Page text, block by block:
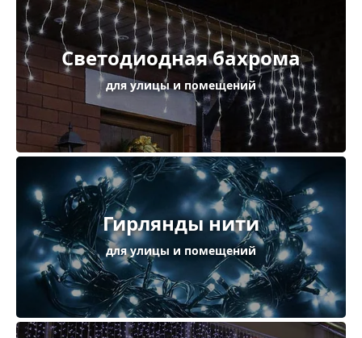
Светодиодная бахрома
для улицы и помещений
Гирлянды нити
для улицы и помещений